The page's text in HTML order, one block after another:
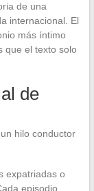
de una
internacional. El
más íntimo
que el texto solo
de
hilo conductor
expatriadas o
episodio